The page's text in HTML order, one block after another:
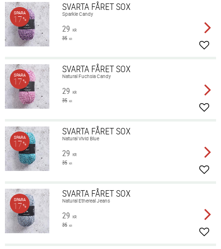
SVARTA FÅRET SOX
Sparkle Candy
29 KR
35 KR
SPARA
17%
SVARTA FÅRET SOX
Natural Fuchsia Candy
29 KR
35 KR
SPARA
17%
SVARTA FÅRET SOX
Natural Vivid Blue
29 KR
35 KR
SPARA
17%
SVARTA FÅRET SOX
Natural Ethereal Jeans
29 KR
35 KR
SPARA
17%